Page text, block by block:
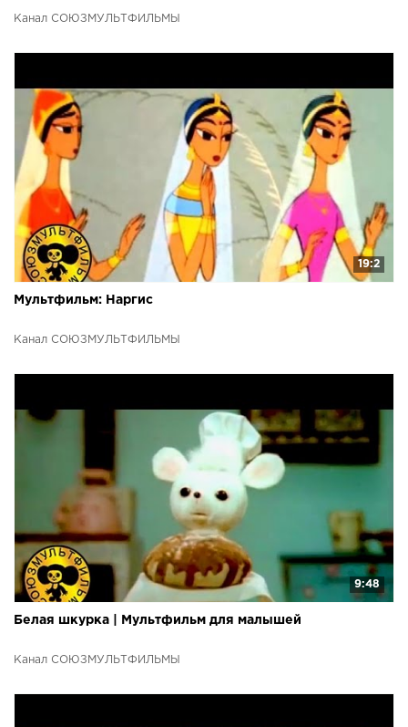
Канал СОЮЗМУЛЬТФИЛЬМЫ
19:2
Мультфильм: Наргис
Канал СОЮЗМУЛЬТФИЛЬМЫ
9:48
Белая шкурка | Мультфильм для малышей
Канал СОЮЗМУЛЬТФИЛЬМЫ